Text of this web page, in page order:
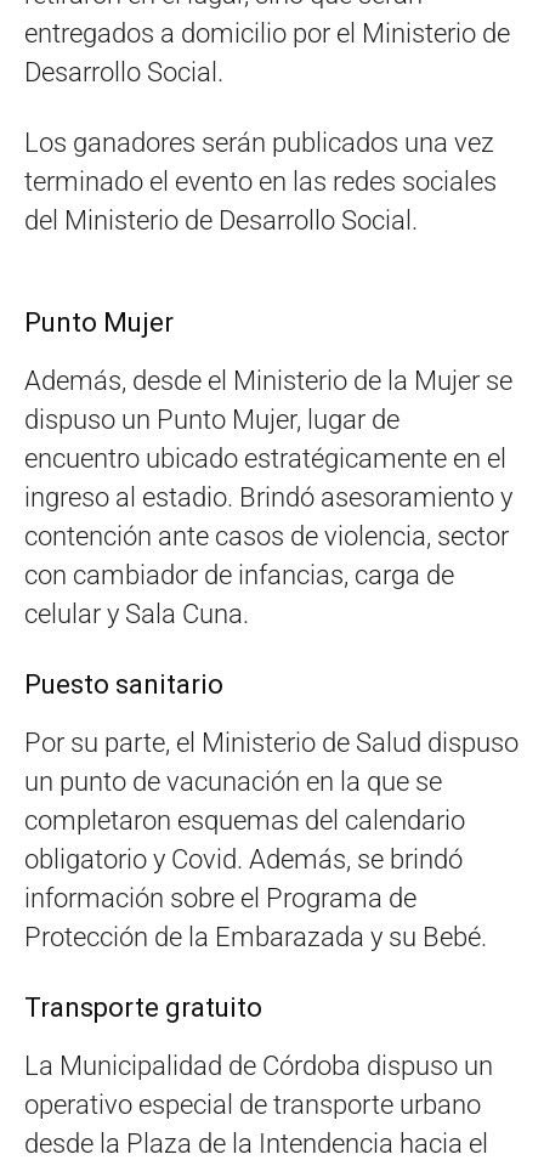
entregados a domicilio por el Ministerio de
Desarrollo Social.
Los ganadores serán publicados una vez
terminado el evento en las redes sociales
del Ministerio de Desarrollo Social.
Punto Mujer
Además, desde el Ministerio de la Mujer se
dispuso un Punto Mujer, lugar de
encuentro ubicado estratégicamente en el
ingreso al estadio. Brindó asesoramiento y
contención ante casos de violencia, sector
con cambiador de infancias, carga de
celular y Sala Cuna.
Puesto sanitario
Por su parte, el Ministerio de Salud dispuso
un punto de vacunación en la que se
completaron esquemas del calendario
obligatorio y Covid. Además, se brindó
información sobre el Programa de
Protección de la Embarazada y su Bebé.
Transporte gratuito
La Municipalidad de Córdoba dispuso un
operativo especial de transporte urbano
desde la Plaza de la Intendencia hacia el